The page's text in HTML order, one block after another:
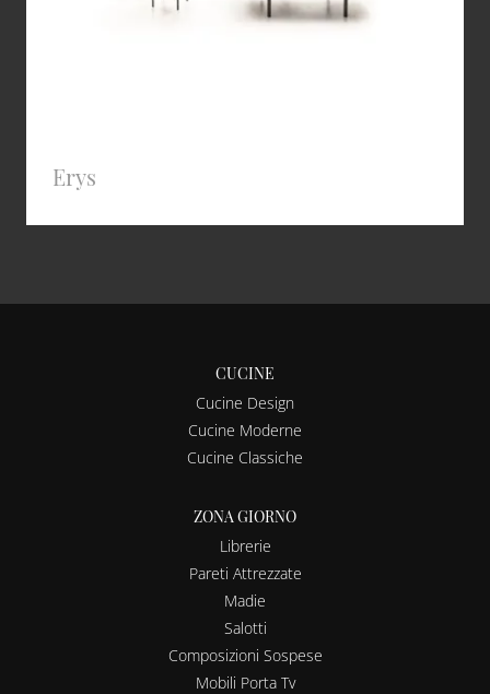
Erys
CUCINE
Cucine Design
Cucine Moderne
Cucine Classiche
ZONA GIORNO
Librerie
Pareti Attrezzate
Madie
Salotti
Composizioni Sospese
Mobili Porta Tv